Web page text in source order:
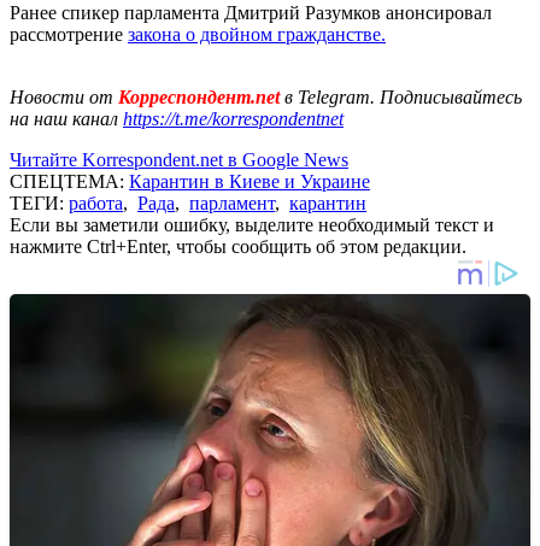
Ранее спикер парламента Дмитрий Разумков анонсировал
рассмотрение закона о двойном гражданстве.
Новости от Корреспондент.netв Telegram. Подписывайтесь
на наш канал https://t.me/korrespondentnet
Читайте Korrespondent.net в Google News
СПЕЦТЕМА: Карантин в Киеве и Украине
ТЕГИ: работа, Рада, парламент, карантин
Если вы заметили ошибку, выделите необходимый текст и
нажмите Ctrl+Enter, чтобы сообщить об этом редакции.